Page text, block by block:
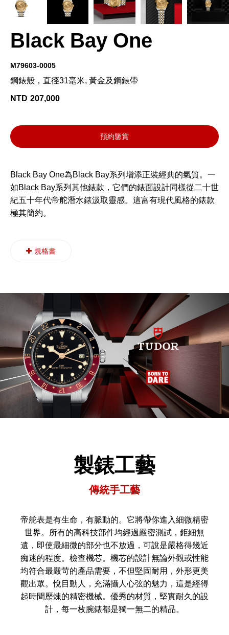
Black Bay One
M79603-0005
鋼錶殼，直徑31毫米, 黃金及鋼錶帶
NTD 207,000
預約鑒賞
Black Bay One為Black Bay系列增添正裝經典的氣質。一
如Black Bay系列其他錶款，它們的錶面設計同樣從二十世
紀五十年代帝舵潛水錶汲取靈感。這富有現代風格的錶款
極其簡約。
規格書
製錶工藝
傳統手工藝
帝舵表是有生命，有脈動的。它將帶你進入細微精密
世界。所有的高科技部件均經過嚴密測試，鉅細無
遺，即使最細微的部分也不放過，可說是嚴格得幾近
痴迷的程度。檢查機芯。機芯的設計無論外觀或性能
均符合最嚴苛的產品需要，不但堅固耐用，外形更美
觀出眾。悅目動人，充滿攝人心弦的魅力，這是經得
起時間歷煉的精密機械。優秀的材質，堅實耐久的設
計，每一枚腕錶都是獨一無二的精品。